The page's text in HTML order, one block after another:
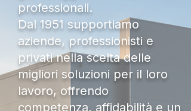
professionali.
Dal 1951 supportiamo
aziende, professionisti e
privati nella scelta delle
migliori soluzioni per il loro
lavoro, offrendo
competenza, affidabilità e un